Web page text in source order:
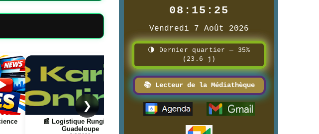
Page
📰 📺 Une La pétanque des
boulistenautes
8/3/2026
❯
08:15:26
Vendredi 7 Août 2026
🌗 Dernier quartier — 35%
(23.6 j)
📚 Lecteur de la Médiathèque